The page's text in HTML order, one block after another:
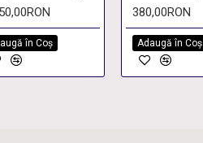
în Coş
380,00RON
Adaugă în Coş